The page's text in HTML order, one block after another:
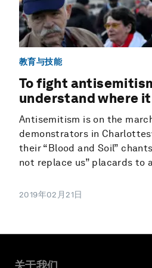
教育与技能
To fight
understand where
Antisemitism is on the
demonstrators in
their “Blood and Soil”
not replace us” placards to
2019年02月21日
关于我们